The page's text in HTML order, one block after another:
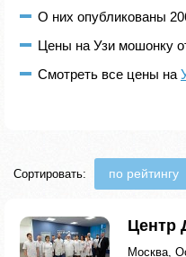
О них опубликованы
Цены на Узи мошонку
Смотреть все цены на
Сортировать: по рейтингу
Центр
Москва,